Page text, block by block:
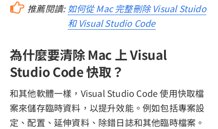
推薦閱讀: 如何從 Mac 完整刪除 Visual Stuido
和 Visual Studio Code
為什麼要清除 Mac 上 Visual
Studio Code 快取？
和其他軟體一樣，Visual Studio Code 使用快取檔
案來儲存臨時資料，以提升效能。例如包括專案設
定、配置、延伸資料、除錯日誌和其他臨時檔案。